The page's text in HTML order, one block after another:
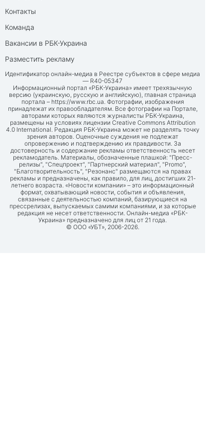
Контакты
Команда
Вакансии в РБК-Украина
Разместить рекламу
Идентификатор онлайн-медиа в Реестре субъектов в сфере медиа
— R40-05347
Информационный портал «РБК-Украина» имеет трехязычную
версию (украинскую, русскую и английскую), главная страница
портала – https://www.rbc.ua . Фотографии, изображения
принадлежат их правообладателям. Все фотографии на Портале,
авторами которых являются журналисты РБК-Украина,
размещены на условиях лицензии Creative Commons Attribution
4.0 International. Редакция РБК-Украина может не разделять точку
зрения авторов. Оценочные суждения не подлежат
опровержению и подтверждению их правдивости. За
достоверность и содержание рекламы ответственность несет
рекламодатель. Материалы, обозначенные плашкой: "Пресс-
релизы", "Спецпроект", "Партнерский материал", "Promo",
"Благотворительность", "Резонанс" размещаются на правах
рекламы и предназначены, как правило, для лиц, достигших 21-
летнего возраста. «Новости компании» – это информационный
формат, охватывающий новости, события и объявления,
связанные с деятельностью компаний, базирующиеся на
прессрелизах, выпускаемых самими компаниями, и за которые
редакция не несет ответственности. Онлайн-медиа «РБК-
Украина» предназначено для лиц от 21 года.
© ООО «УБТ», 2006-2026.